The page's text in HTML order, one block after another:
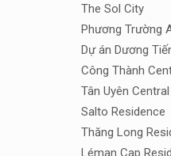
The Sol City
Phương Trường
Dự án Dương
Công Thành
Tân Uyên
Salto Residence
Thăng Long
Léman Cap